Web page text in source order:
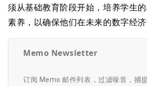
须从基础教育阶段开始，培养学生
素养，以确保他们在未来的数字经济
Memo Newsletter
订阅 Memo 邮件列表，过滤噪音，捕